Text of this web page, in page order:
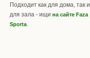
Подходит как для дома, так и
для зала - ищи на сайте Faza
Sporta